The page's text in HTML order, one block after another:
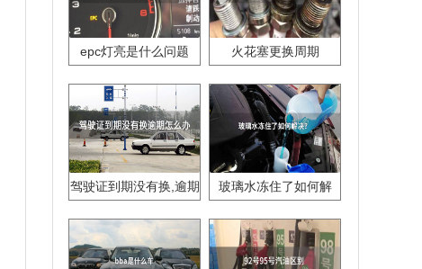
epc灯亮是什么问题 火花塞更换周期
驾驶证到期没有换,逾期
玻璃水冻住了如何解